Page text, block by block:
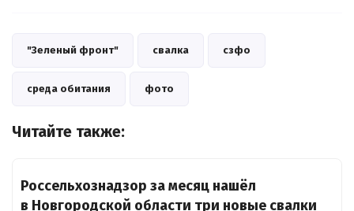
"Зеленый фронт" свалка сзфо
среда обитания фото
Читайте также:
Россельхознадзор за месяц нашёл
в Новгородской области три новые свалки